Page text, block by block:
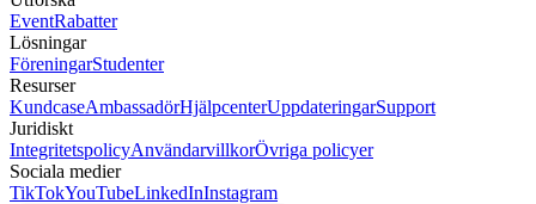
EventRabatter
Lösningar
FöreningarStudenter
Resurser
KundcaseAmbassadörHjälpcenterUppdateringarSupport
Juridiskt
IntegritetspolicyAnvändarvillkorÖvriga policyer
Sociala medier
TikTokYouTubeLinkedInInstagram